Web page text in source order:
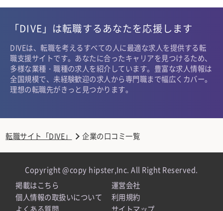
「DIVE」は転職するあなたを応援します
DIVEは、転職を考えるすべての人に最適な求人を提供する転
職支援サイトです。あなたに合ったキャリアを見つけるため、
多様な業種・職種の求人を紹介しています。豊富な求人情報は
全国規模で、未経験歓迎の求人から専門職まで幅広くカバー。
理想の転職先がきっと見つかります。
転職サイト「DIVE」 企業の口コミ一覧
Copyright @copy hipster,Inc. All Right Reserved.
掲載はこちら
運営会社
個人情報の取扱いについて
利用規約
よくある質問
サイトマップ